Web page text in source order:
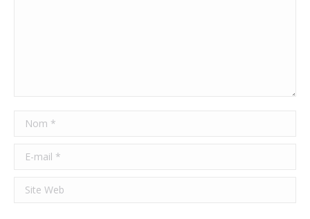
Nom *
E-mail *
Site Web